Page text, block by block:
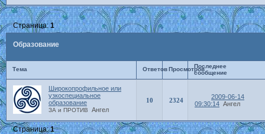
Образование
Страница:1
Тема Ответов ПросмотровПоследнее
сообщение
Широкопрофильное или
узкоспециальное
образование
ЗА и ПРОТИВ Ангел
10 2324
2009-06-14
09:30:14 Ангел
Страница:1